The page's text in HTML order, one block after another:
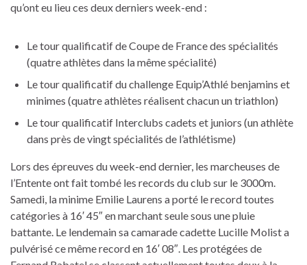
qu’ont eu lieu ces deux derniers week-end :
Le tour qualificatif de Coupe de France des spécialités
(quatre athlètes dans la même spécialité)
Le tour qualificatif du challenge Equip’Athlé benjamins et
minimes (quatre athlètes réalisent chacun un triathlon)
Le tour qualificatif Interclubs cadets et juniors (un athlète
dans près de vingt spécialités de l’athlétisme)
Lors des épreuves du week-end dernier, les marcheuses de
l’Entente ont fait tombé les records du club sur le 3000m.
Samedi, la minime Emilie Laurens a porté le record toutes
catégories à 16′ 45″ en marchant seule sous une pluie
battante. Le lendemain sa camarade cadette Lucille Molist a
pulvérisé ce même record en 16′ 08″. Les protégées de